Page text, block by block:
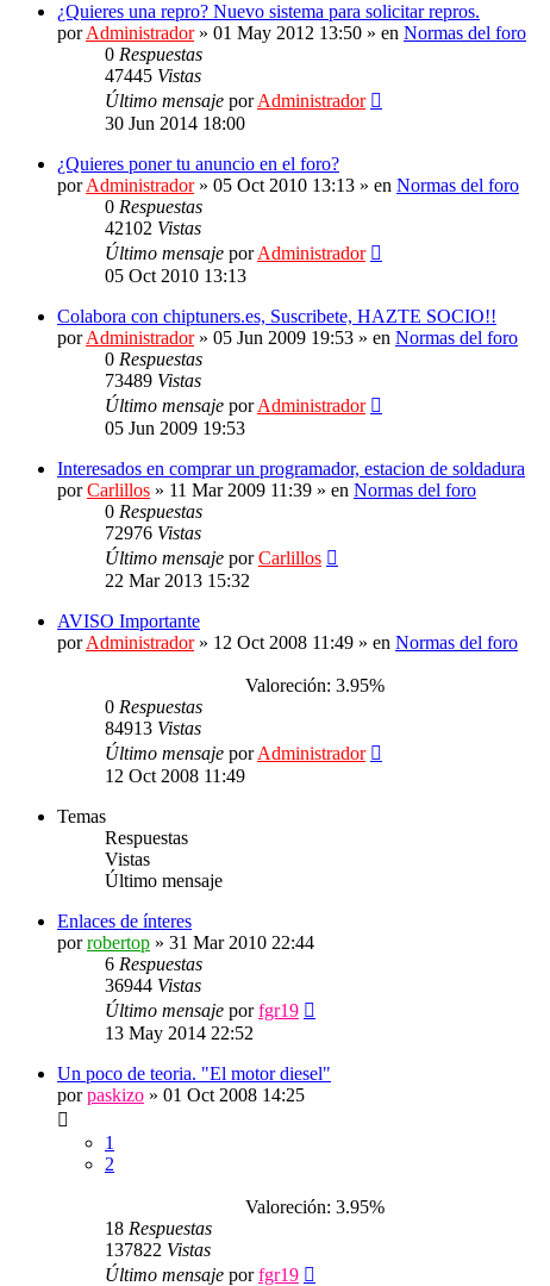
¿Quieres una repro? Nuevo sistema para solicitar repros.
porAdministrador» 01 May 2012 13:50 » en Normas del foro
0 Respuestas
47445 Vistas
Último mensaje porAdministrador
30 Jun 2014 18:00
¿Quieres poner tu anuncio en el foro?
porAdministrador» 05 Oct 2010 13:13 » en Normas del foro
0 Respuestas
42102 Vistas
Último mensaje porAdministrador
05 Oct 2010 13:13
Colabora con chiptuners.es, Suscribete, HAZTE SOCIO!!
porAdministrador» 05 Jun 2009 19:53 » en Normas del foro
0 Respuestas
73489 Vistas
Último mensaje porAdministrador
05 Jun 2009 19:53
Interesados en comprar un programador, estacion de soldadura
porCarlillos » 11 Mar 2009 11:39 » en Normas del foro
0 Respuestas
72976 Vistas
Último mensaje porCarlillos
22 Mar 2013 15:32
AVISO Importante
porAdministrador» 12 Oct 2008 11:49 » en Normas del foro
Valoreción: 3.95%
0 Respuestas
84913 Vistas
Último mensaje porAdministrador
12 Oct 2008 11:49
Temas
Respuestas
Vistas
Último mensaje
Enlaces de ínteres
porrobertop » 31 Mar 2010 22:44
6 Respuestas
36944 Vistas
Último mensaje porfgr19
13 May 2014 22:52
Un poco de teoria. "El motor diesel"
porpaskizo » 01 Oct 2008 14:25
1
2
Valoreción: 3.95%
18 Respuestas
137822 Vistas
Último mensaje porfgr19